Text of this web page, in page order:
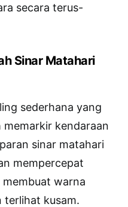
secara terus-
Sinar Matahari
sederhana yang
memarkir kendaraan
sinar matahari
mempercepat
warna
terlihat kusam.